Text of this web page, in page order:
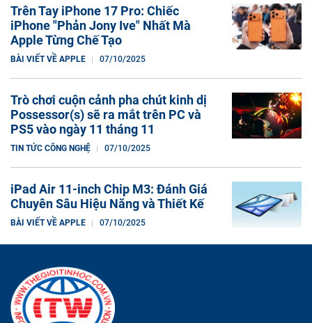
Trên Tay iPhone 17 Pro: Chiếc
iPhone "Phản Jony Ive" Nhất Mà
Apple Từng Chế Tạo
BÀI VIẾT VỀ APPLE 07/10/2025
Trò chơi cuộn cảnh pha chút kinh dị
Possessor(s) sẽ ra mắt trên PC và
PS5 vào ngày 11 tháng 11
TIN TỨC CÔNG NGHỆ 07/10/2025
iPad Air 11-inch Chip M3: Đánh Giá
Chuyên Sâu Hiệu Năng và Thiết Kế
BÀI VIẾT VỀ APPLE 07/10/2025